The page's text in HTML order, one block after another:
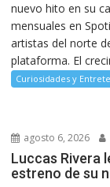
nuevo hito en su
mensuales en
artistas del norte
plataforma. El
Curiosidades y
agosto 6, 2026
Luccas Rivera
estreno de su